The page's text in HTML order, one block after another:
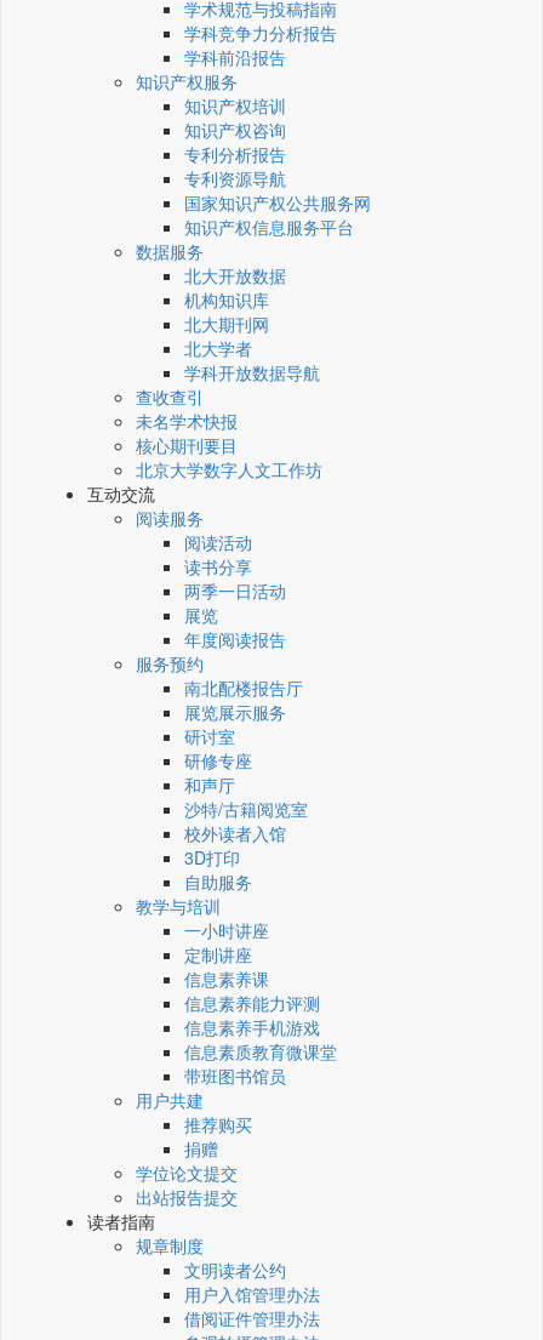
学术规范与投稿指南
学科竞争力分析报告
学科前沿报告
知识产权服务
知识产权培训
知识产权咨询
专利分析报告
专利资源导航
国家知识产权公共服务网
知识产权信息服务平台
数据服务
北大开放数据
机构知识库
北大期刊网
北大学者
学科开放数据导航
查收查引
未名学术快报
核心期刊要目
北京大学数字人文工作坊
互动交流
阅读服务
阅读活动
读书分享
两季一日活动
展览
年度阅读报告
服务预约
南北配楼报告厅
展览展示服务
研讨室
研修专座
和声厅
沙特/古籍阅览室
校外读者入馆
3D打印
自助服务
教学与培训
一小时讲座
定制讲座
信息素养课
信息素养能力评测
信息素养手机游戏
信息素质教育微课堂
带班图书馆员
用户共建
推荐购买
捐赠
学位论文提交
出站报告提交
读者指南
规章制度
文明读者公约
用户入馆管理办法
借阅证件管理办法